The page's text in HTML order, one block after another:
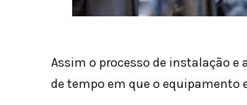
Assim o processo de instalação
de tempo em que o equipamento